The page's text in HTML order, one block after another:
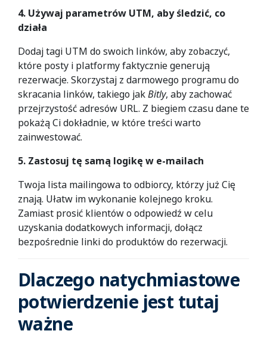
4. Używaj parametrów UTM, aby śledzić, co
działa
Dodaj tagi UTM do swoich linków, aby zobaczyć,
które posty i platformy faktycznie generują
rezerwacje. Skorzystaj z darmowego programu do
skracania linków, takiego jakBitly, aby zachować
przejrzystość adresów URL. Z biegiem czasu dane te
pokażą Ci dokładnie, w które treści warto
zainwestować.
5. Zastosuj tę samą logikę w e-mailach
Twoja lista mailingowa to odbiorcy, którzy już Cię
znają. Ułatw im wykonanie kolejnego kroku.
Zamiast prosić klientów o odpowiedź w celu
uzyskania dodatkowych informacji, dołącz
bezpośrednie linki do produktów do rezerwacji.
Dlaczego natychmiastowe
potwierdzenie jest tutaj
ważne